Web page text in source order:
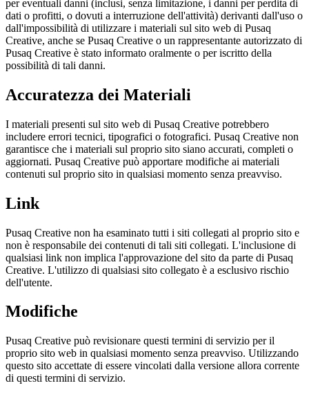
per eventuali danni (inclusi, senza limitazione, i danni per perdita di
dati o profitti, o dovuti a interruzione dell'attività) derivanti dall'uso o
dall'impossibilità di utilizzare i materiali sul sito web di Pusaq
Creative, anche se Pusaq Creative o un rappresentante autorizzato di
Pusaq Creative è stato informato oralmente o per iscritto della
possibilità di tali danni.
Accuratezza dei Materiali
I materiali presenti sul sito web di Pusaq Creative potrebbero
includere errori tecnici, tipografici o fotografici. Pusaq Creative non
garantisce che i materiali sul proprio sito siano accurati, completi o
aggiornati. Pusaq Creative può apportare modifiche ai materiali
contenuti sul proprio sito in qualsiasi momento senza preavviso.
Link
Pusaq Creative non ha esaminato tutti i siti collegati al proprio sito e
non è responsabile dei contenuti di tali siti collegati. L'inclusione di
qualsiasi link non implica l'approvazione del sito da parte di Pusaq
Creative. L'utilizzo di qualsiasi sito collegato è a esclusivo rischio
dell'utente.
Modifiche
Pusaq Creative può revisionare questi termini di servizio per il
proprio sito web in qualsiasi momento senza preavviso. Utilizzando
questo sito accettate di essere vincolati dalla versione allora corrente
di questi termini di servizio.